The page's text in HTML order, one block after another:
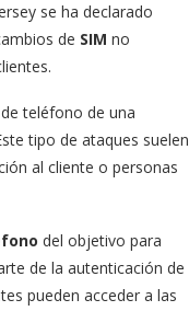
se ha declarado
de SIM no
teléfono de una
tipo de ataques suelen
al cliente o personas
del objetivo para
de la autenticación de
pueden acceder a las